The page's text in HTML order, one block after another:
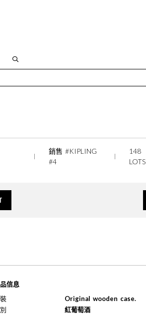
銷售 #KIPLING
#4
148
LOTS
信息
Original wooden case.
紅葡萄酒